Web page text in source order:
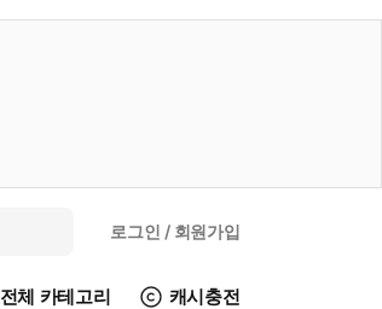
로그인 / 회원가입
전체 카테고리 캐시충전